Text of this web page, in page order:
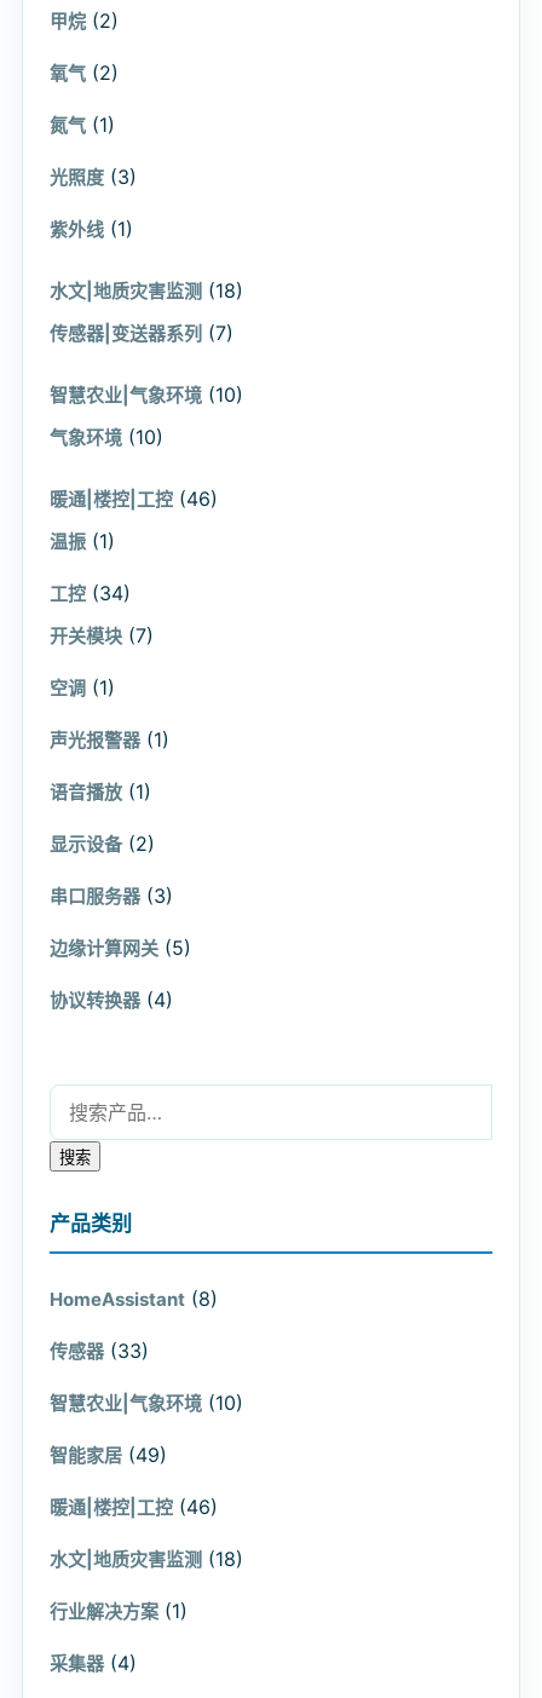
甲烷 (2)
氧气 (2)
氮气 (1)
光照度 (3)
紫外线 (1)
水文|地质灾害监测 (18)
传感器|变送器系列 (7)
智慧农业|气象环境 (10)
气象环境 (10)
暖通|楼控|工控 (46)
温振 (1)
工控 (34)
开关模块 (7)
空调 (1)
声光报警器 (1)
语音播放 (1)
显示设备 (2)
串口服务器 (3)
边缘计算网关 (5)
协议转换器 (4)
搜索：
搜索
产品类别
HomeAssistant (8)
传感器 (33)
智慧农业|气象环境 (10)
智能家居 (49)
暖通|楼控|工控 (46)
水文|地质灾害监测 (18)
行业解决方案 (1)
采集器 (4)